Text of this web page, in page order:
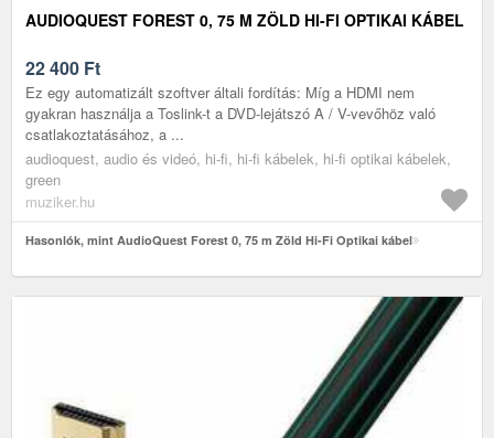
AUDIOQUEST FOREST 0, 75 M ZÖLD HI-FI OPTIKAI KÁBEL
22 400 Ft
Ez egy automatizált szoftver általi fordítás: Míg a HDMI nem
gyakran használja a Toslink-t a DVD-lejátszó A / V-vevőhöz való
csatlakoztatásához, a ...
audioquest, audio és videó, hi-fi, hi-fi kábelek, hi-fi optikai kábelek,
green
muziker.hu
Hasonlók, mint AudioQuest Forest 0, 75 m Zöld Hi-Fi Optikai kábel